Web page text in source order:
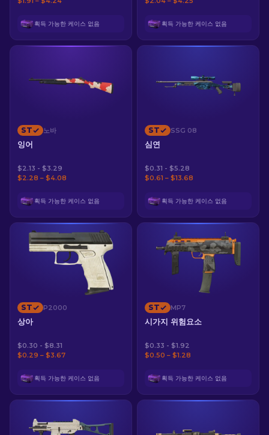
획득 가능한 케이스 없음 획득 가능한 케이스 없음
ST 노바
잉어
$2.13 - $3.29
$2.28 – $4.08
획득 가능한 케이스 없음
ST SSG 08
심연
$0.31 - $5.28
$0.61 – $13.68
획득 가능한 케이스 없음
ST P2000
상아
$0.30 - $8.31
$0.29 – $3.67
획득 가능한 케이스 없음
ST MP7
시가지 위험요소
$0.33 - $1.92
$0.50 – $1.28
획득 가능한 케이스 없음